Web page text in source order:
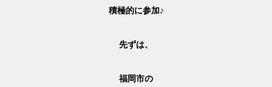
積極的に参加♪
先ずは、
福岡市の